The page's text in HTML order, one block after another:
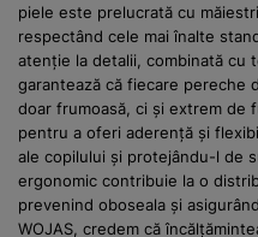
piele este prelucrată cu
respectând cele mai înalte
atenție la detalii, combinată cu
garantează că fiecare pereche
doar frumoasă, ci și extrem de
pentru a oferi aderență și
ale copilului și protejându-l de
ergonomic contribuie la o
prevenind oboseala și
WOJAS, credem că